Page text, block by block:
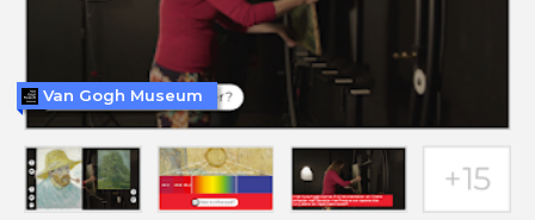
Van Gogh Museum